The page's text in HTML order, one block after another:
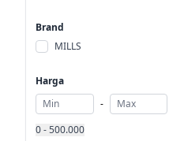
Brand
MILLS
Harga
-
0 - 500.000